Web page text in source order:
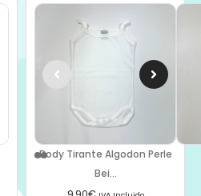
Body Tirante Algodon Perle
Bei...